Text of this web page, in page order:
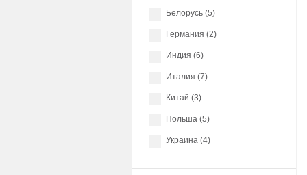
Белорусь (5)
Германия (2)
Индия (6)
Италия (7)
Китай (3)
Польша (5)
Украина (4)